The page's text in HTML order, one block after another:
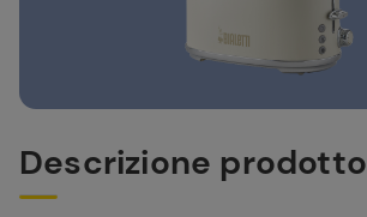
Descrizione prodotto